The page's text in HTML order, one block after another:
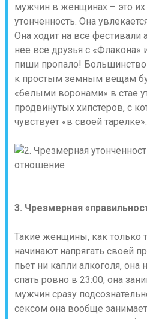
мужчин в женщинах – это их
утонченность. Она
Она ходит на все фестивали
нее все друзья с «Флакона»
пиши пропало!
к простым земным вещам
«белыми воронами» в стае
продвинутых хипстеров, с
чувствует «в своей тарелке».
3. Чрезмерная
Такие женщины, как только
начинают напрягать своей
пьет ни капли алкоголя, она
спать ровно в 23:00, она
мужчин сразу
сексом она вообще